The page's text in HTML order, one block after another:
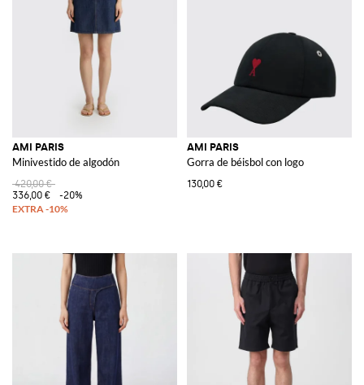
AMI PARIS
Minivestido de algodón
420,00 €
336,00 €
-20%
AMI PARIS
Gorra de béisbol con logo
130,00 €